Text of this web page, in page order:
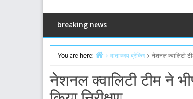
breaking news
You are here:
वाताञ्जय ब्रेकिंग नेशनल क्वालिटी
नेशनल क्वालिटी टीम ने